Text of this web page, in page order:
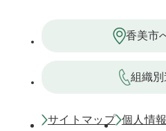
香美市
組織
サイトマップ 個人情